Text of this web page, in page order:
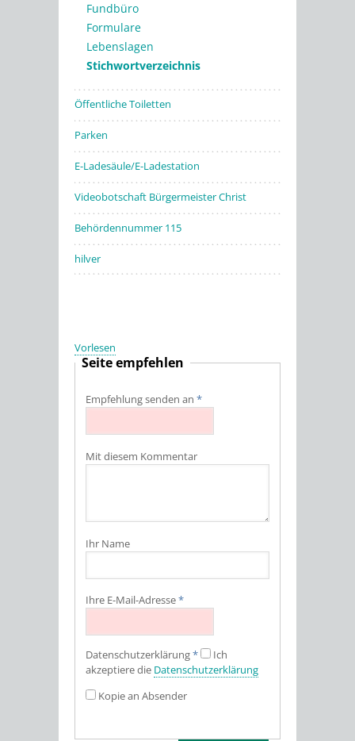
Fundbüro
Formulare
Lebenslagen
Stichwortverzeichnis
Öffentliche Toiletten
Parken
E-Ladesäule/E-Ladestation
Videobotschaft Bürgermeister Christ
Behördennummer 115
hilver
Vorlesen
Seite empfehlen
Empfehlung senden an *
Mit diesem Kommentar
Ihr Name
Ihre E-Mail-Adresse*
Datenschutz­erklärung*
Ich
akzeptiere die Datenschutz­erklärung
Kopie an Absender